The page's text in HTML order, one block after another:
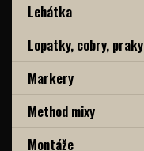
Lehátka
Lopatky, cobry, praky
Markery
Method mixy
Montáže